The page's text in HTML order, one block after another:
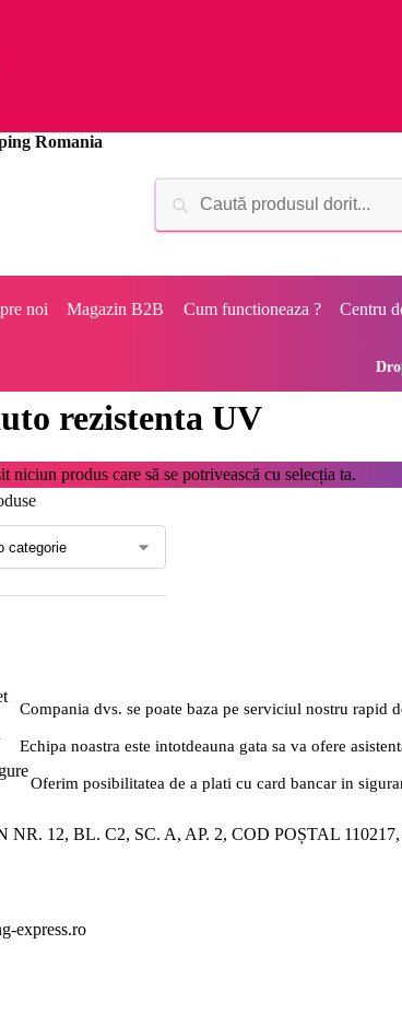
noi Magazin B2B Cum functioneaza ? Centru
rezistenta UV
niciun produs care să se potrivească cu selecția ta.
Compania dvs. se poate baza pe serviciul nostru rapid
Echipa noastra este intotdeauna gata sa va ofere
Oferim posibilitatea de a plati cu card bancar in
12, BL. C2, SC. A, AP. 2, COD POȘTAL
express.ro